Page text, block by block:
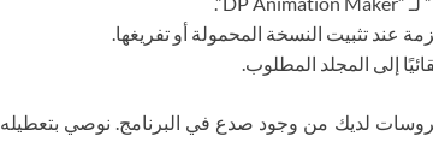
عند تثبيت النسخة المحمولة أو تفريغها.
إلى المجلد المطلوب.
لديك من وجود صدع في البرنامج. نوصي بتعطيله